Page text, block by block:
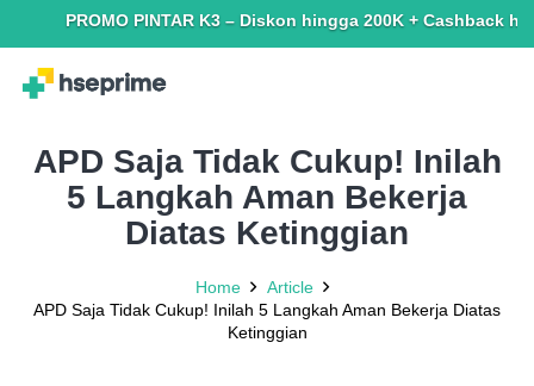
PROMO PINTAR K3 – Diskon hingga 200K + Cashback
APD Saja Tidak Cukup! Inilah
5 Langkah Aman Bekerja
Diatas Ketinggian
Home
Article
APD Saja Tidak Cukup! Inilah 5 Langkah Aman Bekerja Diatas
Ketinggian